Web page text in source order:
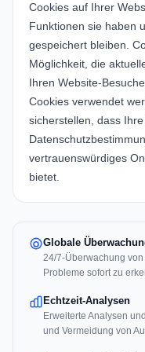
Cookies auf Ihrer
Funktionen sie haben
gespeichert bleiben.
Möglichkeit, die
Ihren Website-
Cookies verwendet
sicherstellen, dass
vertrauenswürdiges
bietet.
Globale
24/7-Überwachung
Probleme sofort zu
Echtzeit-Analysen
Erweiterte Analysen
und Vermeidung von